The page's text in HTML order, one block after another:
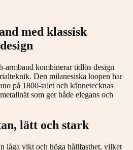
med klassisk
armband kombinerar tidlös design
Den milanesiska loopen har
på 1800-talet och kännetecknas
som ger både elegans och
lätt och stark
låga vikt och höga hållfasthet, vilket